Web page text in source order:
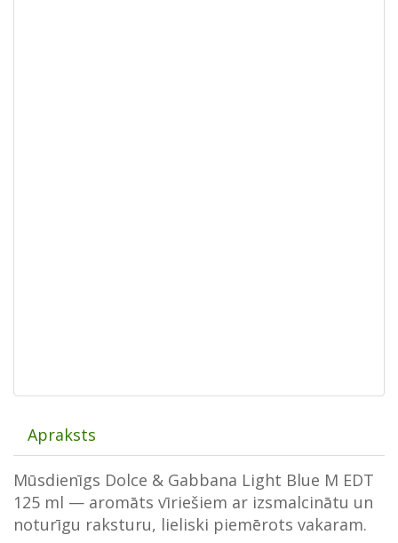
Apraksts
Mūsdienīgs Dolce & Gabbana Light Blue M EDT
125 ml — aromāts vīriešiem ar izsmalcinātu un
noturīgu raksturu, lieliski piemērots vakaram.